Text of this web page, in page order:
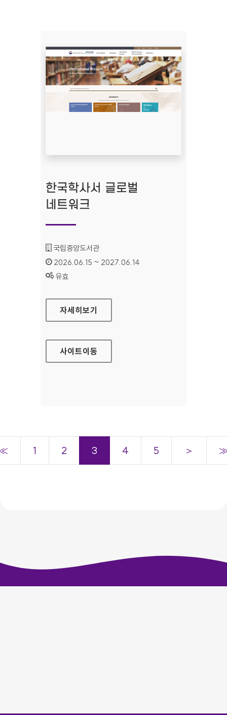
한국학사서 글로벌
네트워크
기관명 :
국립중앙도서관
인증기간 :
2026.06.15 ~ 2027.06.14
상태 :
유효
한국학사서 글로벌 네트워크
자세히보기
사이트이동
1 2 3 4 5 ＞